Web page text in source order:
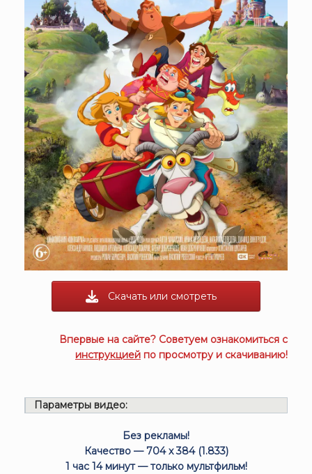
Скачать или смотреть
Впервые на сайте? Советуем ознакомиться с
инструкцией по просмотру и скачиванию!
Параметры видео:
Без рекламы!
Качество — 704 x 384 (1.833)
1 час 14 минут — только мультфильм!